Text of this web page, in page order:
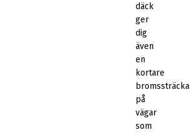
däck
ger
dig
även
en
kortare
bromssträcka
på
vägar
som